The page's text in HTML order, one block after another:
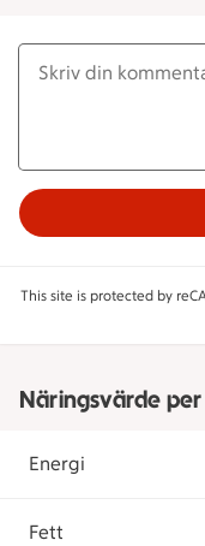
This site is protected by
Näringsvärde
Energi
Fett